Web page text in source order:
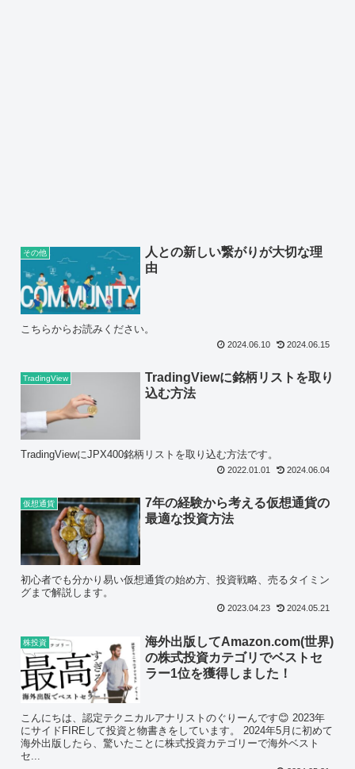
その他
人との新しい繋がりが大切な理
由
こちらからお読みください。
2024.06.10 2024.06.15
TradingView
TradingViewに銘柄リストを取り
込む方法
TradingViewにJPX400銘柄リストを取り込む方法です。
2022.01.01 2024.06.04
仮想通貨
7年の経験から考える仮想通貨の
最適な投資方法
初心者でも分かり易い仮想通貨の始め方、投資戦略、売るタイミン
グまで解説します。
2023.04.23 2024.05.21
株投資
海外出版してAmazon.com(世界)
の株式投資カテゴリでベストセ
ラー1位を獲得しました！
こんにちは、認定テクニカルアナリストのぐりーんです😊 2023年
にサイドFIREして投資と物書きをしています。 2024年5月に初めて
海外出版したら、驚いたことに株式投資カテゴリーで海外ベスト
セ...